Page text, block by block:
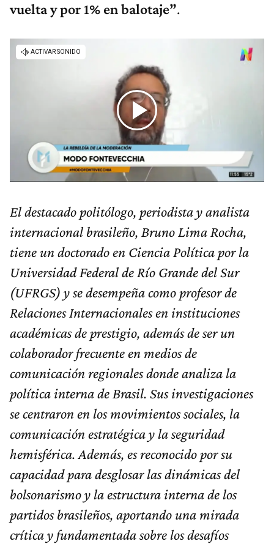
vuelta y por 1% en balotaje”.
El destacado politólogo, periodista y analista
internacional brasileño, Bruno Lima Rocha,
tiene un doctorado en Ciencia Política por la
Universidad Federal de Río Grande del Sur
(UFRGS) y se desempeña como profesor de
Relaciones Internacionales en instituciones
académicas de prestigio, además de ser un
colaborador frecuente en medios de
comunicación regionales donde analiza la
política interna de Brasil. Sus investigaciones
se centraron en los movimientos sociales, la
comunicación estratégica y la seguridad
hemisférica. Además, es reconocido por su
capacidad para desglosar las dinámicas del
bolsonarismo y la estructura interna de los
partidos brasileños, aportando una mirada
crítica y fundamentada sobre los desafíos